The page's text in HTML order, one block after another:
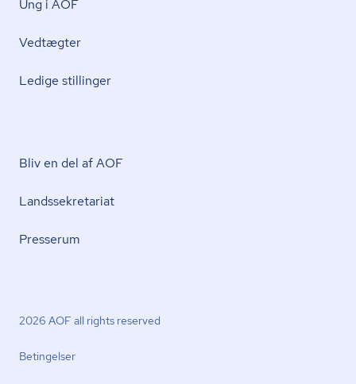
Ung i AOF
Vedtægter
Ledige stillinger
Bliv en del af AOF
Lands­se­kre­ta­ri­at
Presserum
2026 AOF all rights reserved
Betingelser